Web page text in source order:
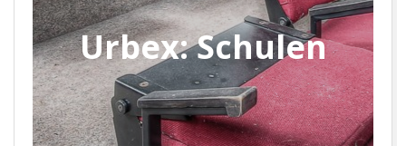
Urbex: Schulen